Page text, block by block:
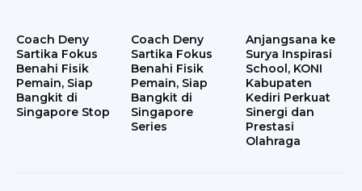
Coach Deny
Sartika Fokus
Benahi Fisik
Pemain, Siap
Bangkit di
Singapore Stop
Coach Deny
Sartika Fokus
Benahi Fisik
Pemain, Siap
Bangkit di
Singapore
Series
Anjangsana ke
Surya Inspirasi
School, KONI
Kabupaten
Kediri Perkuat
Sinergi dan
Prestasi
Olahraga